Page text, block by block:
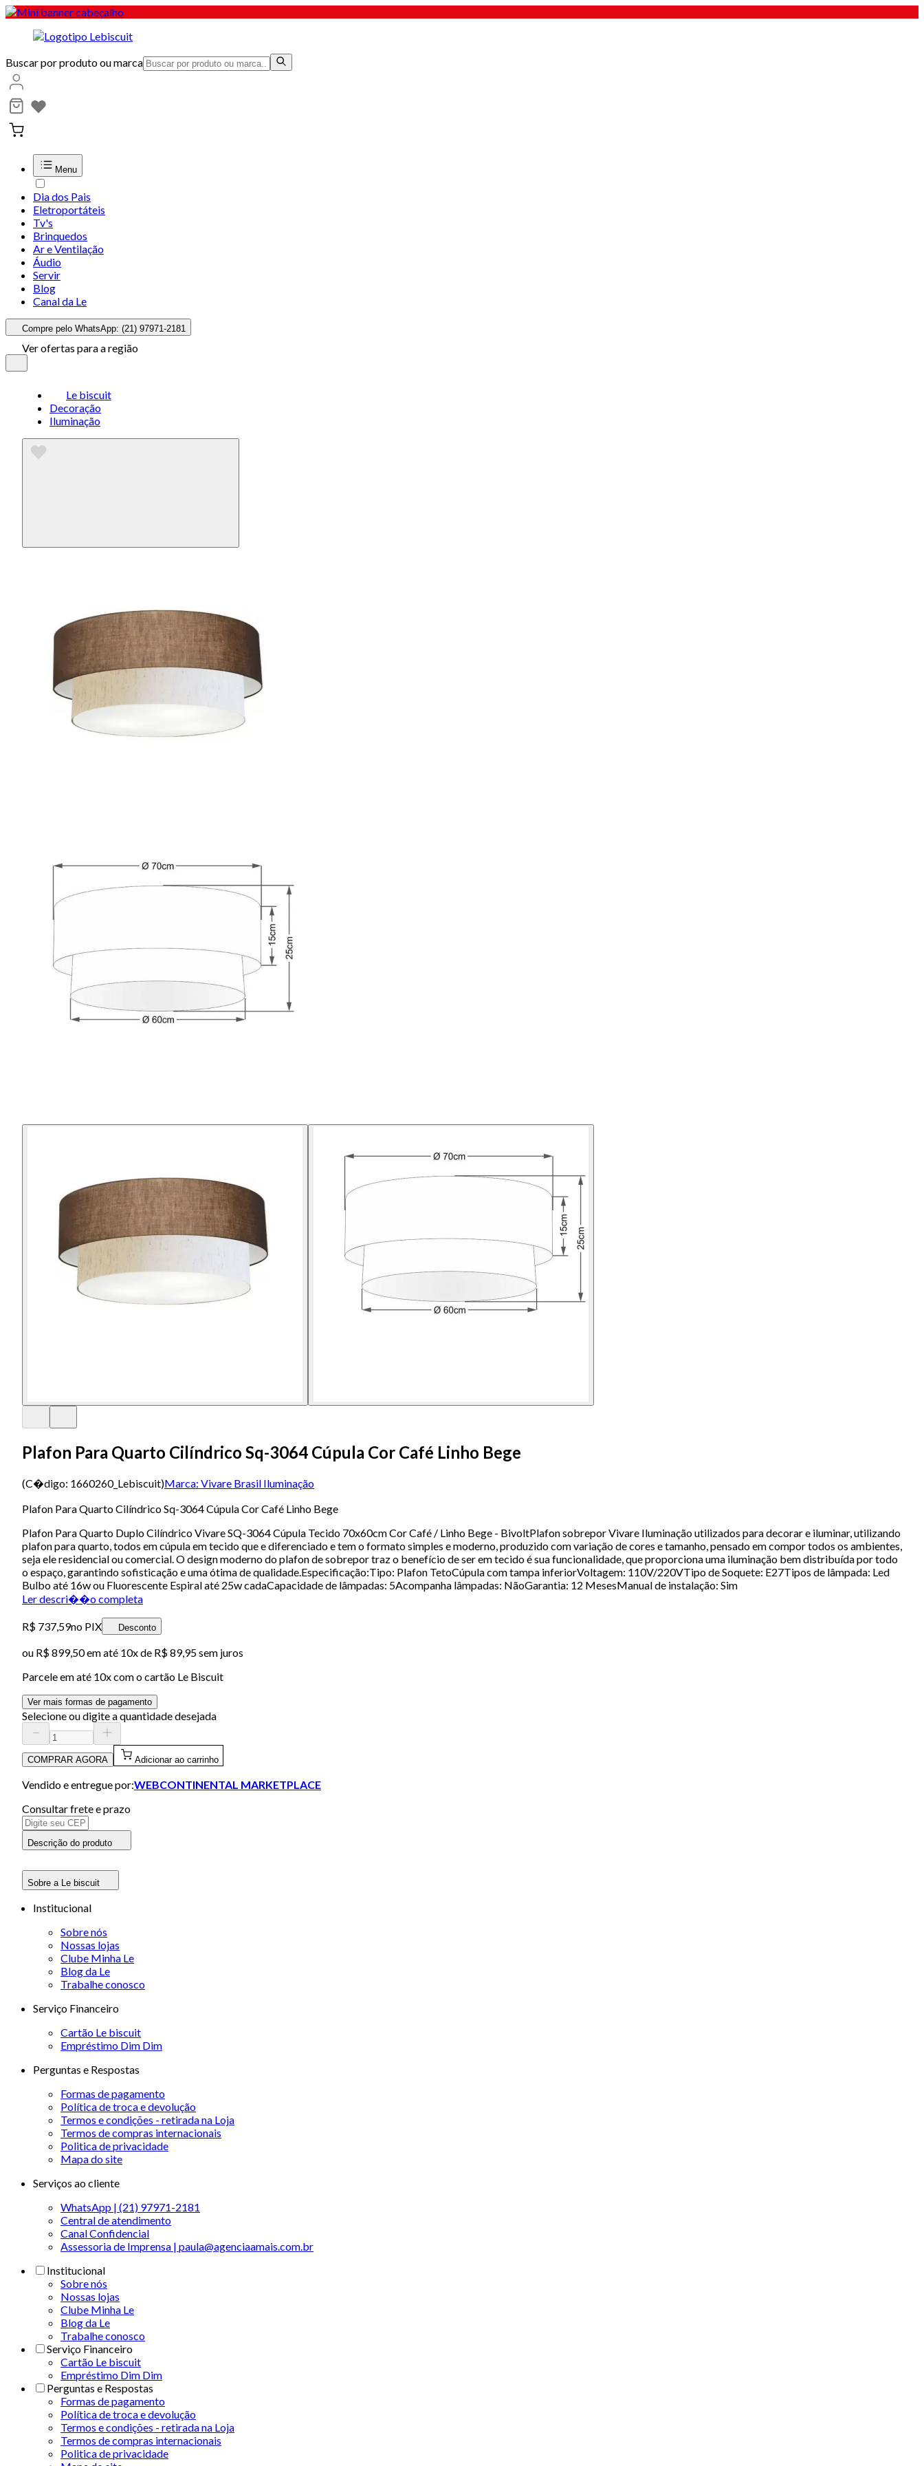
Buscar por produto ou marca
Menu
Dia dos Pais
Eletroportáteis
Tv's
Brinquedos
Ar e Ventilação
Áudio
Servir
Blog
Canal da Le
Compre pelo WhatsApp: (21) 97971-2181
Ver ofertas para a região
Le biscuit
Decoração
Iluminação
Plafon Para Quarto Cilíndrico Sq-3064 Cúpula Cor Café Linho Bege
(C�digo: 1660260_Lebiscuit)Marca: Vivare Brasil Iluminação
Plafon Para Quarto Cilíndrico Sq-3064 Cúpula Cor Café Linho Bege
Plafon Para Quarto Duplo Cilíndrico Vivare SQ-3064 Cúpula Tecido 70x60cm Cor Café / Linho Bege - BivoltPlafon sobrepor Vivare Iluminação utilizados para decorar e iluminar, utilizando
plafon para quarto, todos em cúpula em tecido que e diferenciado e tem o formato simples e moderno, produzido com variação de cores e tamanho, pensado em compor todos os ambientes,
seja ele residencial ou comercial. O design moderno do plafon de sobrepor traz o benefício de ser em tecido é sua funcionalidade, que proporciona uma iluminação bem distribuída por todo
o espaço, garantindo sofisticação e uma ótima de qualidade.Especificação:Tipo: Plafon TetoCúpula com tampa inferiorVoltagem: 110V/220VTipo de Soquete: E27Tipos de lâmpada: Led
Bulbo até 16w ou Fluorescente Espiral até 25w cadaCapacidade de lâmpadas: 5Acompanha lâmpadas: NãoGarantia: 12 MesesManual de instalação: Sim
Ler descri��o completa
R$ 737,59no PIX Desconto
ou R$ 899,50em até 10x de R$ 89,95 sem juros
Parcele em até 10x com o cartão Le Biscuit
Ver mais formas de pagamento
Selecione ou digite a quantidade desejada
COMPRAR AGORA Adicionar ao carrinho
Vendido e entregue por:WEBCONTINENTAL MARKETPLACE
Consultar frete e prazo
Descrição do produto
Sobre a Le biscuit
Institucional
Sobre nós
Nossas lojas
Clube Minha Le
Blog da Le
Trabalhe conosco
Serviço Financeiro
Cartão Le biscuit
Empréstimo Dim Dim
Perguntas e Respostas
Formas de pagamento
Política de troca e devolução
Termos e condições - retirada na Loja
Termos de compras internacionais
Politica de privacidade
Mapa do site
Serviços ao cliente
WhatsApp | (21) 97971-2181
Central de atendimento
Canal Confidencial
Assessoria de Imprensa | paula@agenciaamais.com.br
Institucional
Sobre nós
Nossas lojas
Clube Minha Le
Blog da Le
Trabalhe conosco
Serviço Financeiro
Cartão Le biscuit
Empréstimo Dim Dim
Perguntas e Respostas
Formas de pagamento
Política de troca e devolução
Termos e condições - retirada na Loja
Termos de compras internacionais
Politica de privacidade